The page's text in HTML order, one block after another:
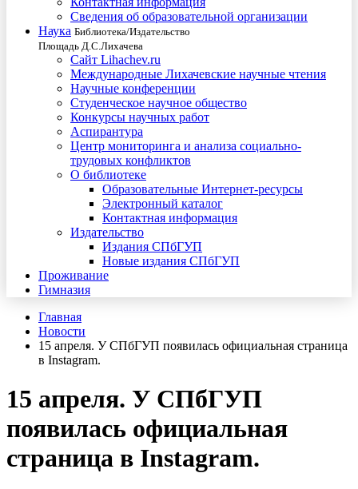
Сведения об образовательной организации
Наука Библиотека/Издательство
Площадь Д.С.Лихачева
Сайт Lihachev.ru
Международные Лихачевские научные чтения
Научные конференции
Студенческое научное общество
Конкурсы научных работ
Аспирантура
Центр мониторинга и анализа социально-
трудовых конфликтов
О библиотеке
Образовательные Интернет-ресурсы
Электронный каталог
Контактная информация
Издательство
Издания СПбГУП
Новые издания СПбГУП
Проживание
Гимназия
Главная
Новости
15 апреля. У СПбГУП появилась официальная страница
в Instagram.
15 апреля. У СПбГУП
появилась официальная
страница в Instagram.